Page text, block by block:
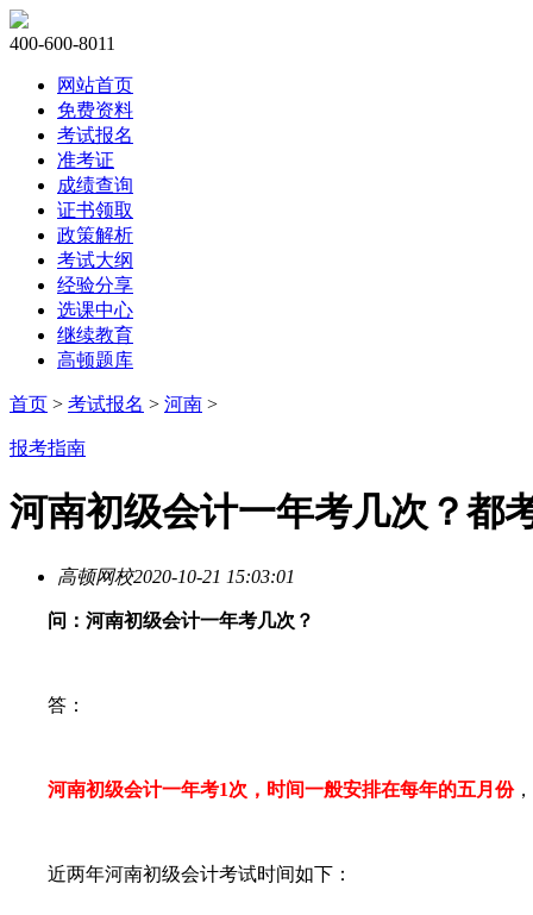
400-600-8011
网站首页
免费资料
考试报名
准考证
成绩查询
证书领取
政策解析
考试大纲
经验分享
选课中心
继续教育
高顿题库
首页 > 考试报名 > 河南 >
报考指南
河南初级会计一年考几次？都
高顿网校2020-10-21 15:03:01
问：河南初级会计一年考几次？
答：
河南初级会计一年考1次，时间一般安排在每年的五月份
近两年河南初级会计考试时间如下：